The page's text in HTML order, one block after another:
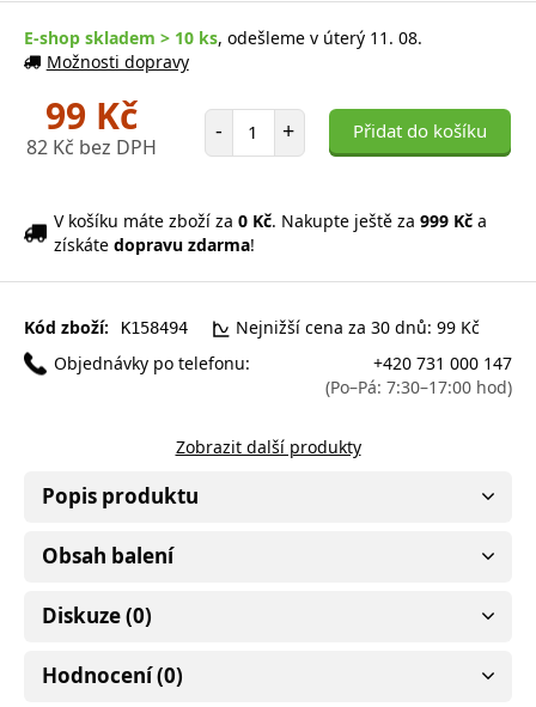
E-shop skladem > 10 ks, odešleme v úterý 11. 08.
Možnosti dopravy
99 Kč
82 Kč bez DPH
- Počet položek
+ Přidat do košíku
V košíku máte zboží za 0 Kč. Nakupte ještě za 999 Kč a
získáte dopravu zdarma!
Kód zboží: K158494
Nejnižší cena za 30 dnů: 99 Kč
Objednávky po telefonu:
+420 731 000 147
(Po–Pá: 7:30–17:00 hod)
Zobrazit další produkty
Popis produktu
Obsah balení
Diskuze (0)
Hodnocení (0)